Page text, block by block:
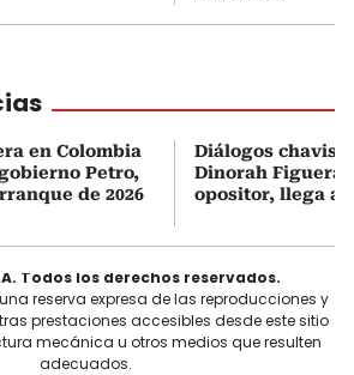
en Colombia
Petro,
de 2026
Diálogos
Dinorah
opositor, llega a
Todos los derechos reservados.
una reserva expresa de las reproducciones y
prestaciones accesibles desde este sitio
mecánica u otros medios que resulten
adecuados.